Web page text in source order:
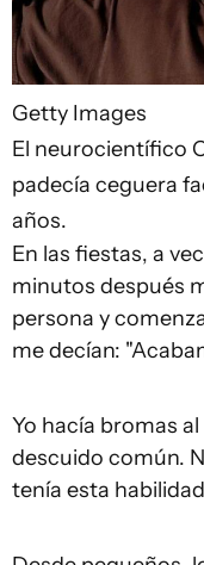
Getty Images
El neurocientífico
padecía ceguera
años.
En las fiestas, a
minutos después
persona y
me decían:
Yo hacía bromas
descuido común.
tenía esta